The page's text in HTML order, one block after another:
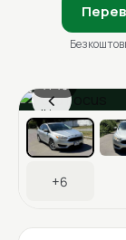
‹
1 / 13
Ціна в
+6